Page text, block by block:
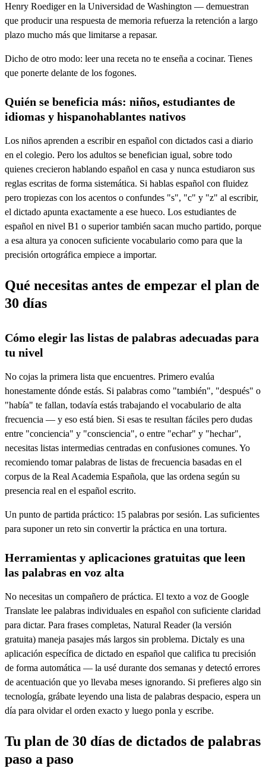
Henry Roediger en la Universidad de Washington — demuestran
que producir una respuesta de memoria refuerza la retención a largo
plazo mucho más que limitarse a repasar.
Dicho de otro modo: leer una receta no te enseña a cocinar. Tienes
que ponerte delante de los fogones.
Quién se beneficia más: niños, estudiantes de
idiomas y hispanohablantes nativos
Los niños aprenden a escribir en español con dictados casi a diario
en el colegio. Pero los adultos se benefician igual, sobre todo
quienes crecieron hablando español en casa y nunca estudiaron sus
reglas escritas de forma sistemática. Si hablas español con fluidez
pero tropiezas con los acentos o confundes "s", "c" y "z" al escribir,
el dictado apunta exactamente a ese hueco. Los estudiantes de
español en nivel B1 o superior también sacan mucho partido, porque
a esa altura ya conocen suficiente vocabulario como para que la
precisión ortográfica empiece a importar.
Qué necesitas antes de empezar el plan de
30 días
Cómo elegir las listas de palabras adecuadas para
tu nivel
No cojas la primera lista que encuentres. Primero evalúa
honestamente dónde estás. Si palabras como "también", "después" o
"había" te fallan, todavía estás trabajando el vocabulario de alta
frecuencia — y eso está bien. Si esas te resultan fáciles pero dudas
entre "conciencia" y "consciencia", o entre "echar" y "hechar",
necesitas listas intermedias centradas en confusiones comunes. Yo
recomiendo tomar palabras de listas de frecuencia basadas en el
corpus de la Real Academia Española, que las ordena según su
presencia real en el español escrito.
Un punto de partida práctico: 15 palabras por sesión. Las suficientes
para suponer un reto sin convertir la práctica en una tortura.
Herramientas y aplicaciones gratuitas que leen
las palabras en voz alta
No necesitas un compañero de práctica. El texto a voz de Google
Translate lee palabras individuales en español con suficiente claridad
para dictar. Para frases completas, Natural Reader (la versión
gratuita) maneja pasajes más largos sin problema. Dictaly es una
aplicación específica de dictado en español que califica tu precisión
de forma automática — la usé durante dos semanas y detectó errores
de acentuación que yo llevaba meses ignorando. Si prefieres algo sin
tecnología, grábate leyendo una lista de palabras despacio, espera un
día para olvidar el orden exacto y luego ponla y escribe.
Tu plan de 30 días de dictados de palabras
paso a paso